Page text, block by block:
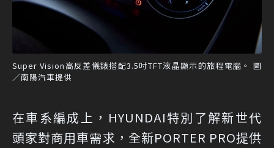
Super Vision高反差儀錶搭配3.5吋TFT液晶顯示的旅程電腦。 圖
／南陽汽車提供
在車系編成上，HYUNDAI特別了解新世代
頭家對商用車需求，全新PORTER PRO提供